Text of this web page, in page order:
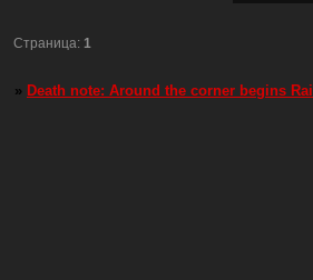
Страница:1
» Death note: Around the corner begins Rai